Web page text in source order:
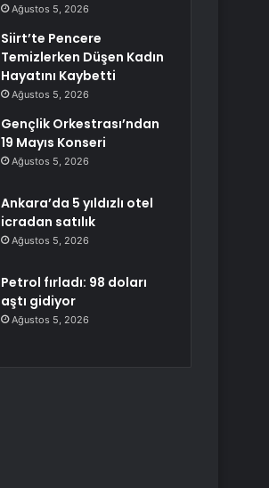
Ağustos 5, 2026
Siirt’te Pencere
Temizlerken Düşen Kadın
Hayatını Kaybetti
Ağustos 5, 2026
Gençlik Orkestrası’ndan
19 Mayıs Konseri
Ağustos 5, 2026
Ankara’da 5 yıldızlı otel
icradan satılık
Ağustos 5, 2026
Petrol fırladı: 98 doları
aştı gidiyor
Ağustos 5, 2026